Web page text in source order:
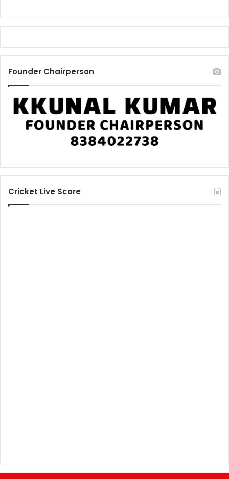
Founder Chairperson
Cricket Live Score